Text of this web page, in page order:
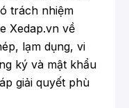
trách nhiệm
Xedap.vn về
lạm dụng, vi
ký và mật khẩu
giải quyết phù